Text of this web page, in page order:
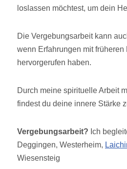
loslassen möchtest, um dein
Die Vergebungsarbeit kann
wenn Erfahrungen mit
hervorgerufen haben.
Durch meine spirituelle Arbeit
findest du deine innere Stärke
Vergebungsarbeit? Ich
Deggingen, Westerheim,
Wiesensteig